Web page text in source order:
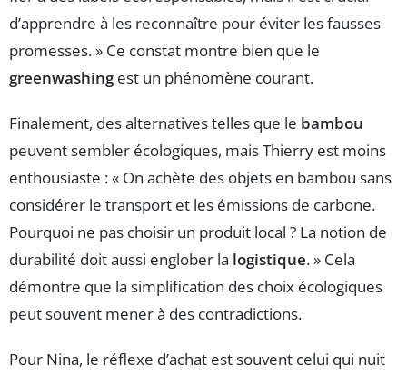
d’apprendre à les reconnaître pour éviter les fausses
promesses. » Ce constat montre bien que le
greenwashingest un phénomène courant.
Finalement, des alternatives telles que le bambou
peuvent sembler écologiques, mais Thierry est moins
enthousiaste : « On achète des objets en bambou sans
considérer le transport et les émissions de carbone.
Pourquoi ne pas choisir un produit local ? La notion de
durabilité doit aussi englober la logistique. » Cela
démontre que la simplification des choix écologiques
peut souvent mener à des contradictions.
Pour Nina, le réflexe d’achat est souvent celui qui nuit